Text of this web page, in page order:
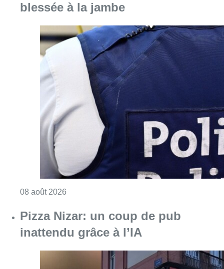
blessée à la jambe
08 août 2026
Pizza Nizar: un coup de pub
inattendu grâce à l’IA